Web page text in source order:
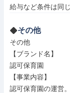
その他
その他
【ブランド名】
認可保育園
【事業内容】
認可保育園の運営